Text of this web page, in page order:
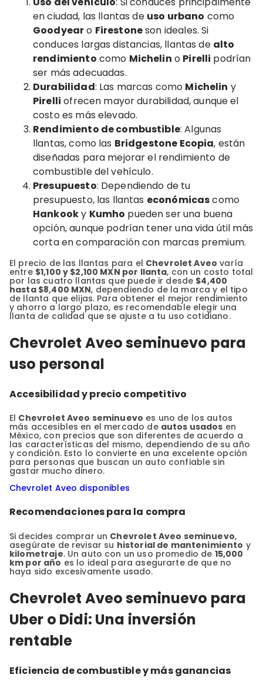
en ciudad, las llantas de uso urbano como
Goodyearo Firestoneson ideales. Si
conduces largas distancias, llantas de alto
rendimiento como Michelin o Pirelli podrían
ser más adecuadas.
Durabilidad: Las marcas como Michelin y
Pirelli ofrecen mayor durabilidad, aunque el
costo es más elevado.
Rendimiento de combustible: Algunas
llantas, como las Bridgestone Ecopia, están
diseñadas para mejorar el rendimiento de
combustible del vehículo.
Presupuesto: Dependiendo de tu
presupuesto, las llantas económicascomo
Hankooky Kumho pueden ser una buena
opción, aunque podrían tener una vida útil más
corta en comparación con marcas premium.
El precio de las llantas para el Chevrolet Aveo varía
entre $1,100 y $2,100 MXN por llanta, con un costo total
por las cuatro llantas que puede ir desde $4,400
hasta $8,400 MXN, dependiendo de la marca y el tipo
de llanta que elijas. Para obtener el mejor rendimiento
y ahorro a largo plazo, es recomendable elegir una
llanta de calidad que se ajuste a tu uso cotidiano.
Chevrolet Aveo seminuevo para
uso personal
Accesibilidad y precio competitivo
El Chevrolet Aveo seminuevo es uno de los autos
más accesibles en el mercado de autos usados en
México, con precios que son diferentes de acuerdo a
las características del mismo, dependiendo de su año
y condición. Esto lo convierte en una excelente opción
para personas que buscan un auto confiable sin
gastar mucho dinero.
Chevrolet Aveo disponibles
Recomendaciones para la compra
Si decides comprar un Chevrolet Aveo seminuevo,
asegúrate de revisar su historial de mantenimiento y
kilometraje. Un auto con un uso promedio de 15,000
km por año es lo ideal para asegurarte de que no
haya sido excesivamente usado.
Chevrolet Aveo seminuevo para
Uber o Didi: Una inversión
rentable
Eficiencia de combustible y más ganancias